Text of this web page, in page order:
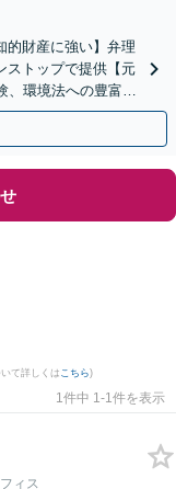
的財産に強い】弁理
ストップで提供【元
、環境法への豊富な
導きます
て詳しくはこちら)
1件中 1-1件を表示
ィス